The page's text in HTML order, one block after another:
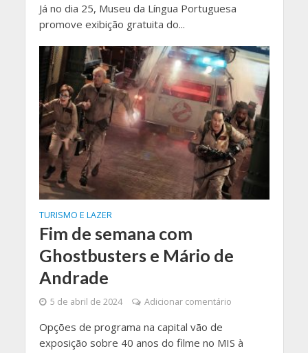
Já no dia 25, Museu da Língua Portuguesa
promove exibição gratuita do...
TURISMO E LAZER
Fim de semana com
Ghostbusters e Mário de
Andrade
5 de abril de 2024 Adicionar comentário
Opções de programa na capital vão de
exposição sobre 40 anos do filme no MIS à